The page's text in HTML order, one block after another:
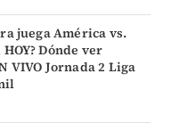
juega América vs.
Dónde ver
VIVO Jornada 2 Liga